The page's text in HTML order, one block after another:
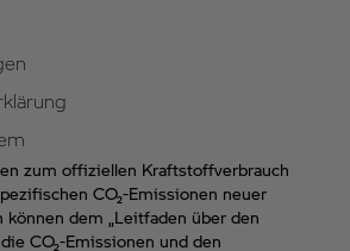
zum offiziellen Kraftstoffverbrauch
CO₂-Emissionen neuer
können dem „Leitfaden über den
CO₂-Emissionen und den